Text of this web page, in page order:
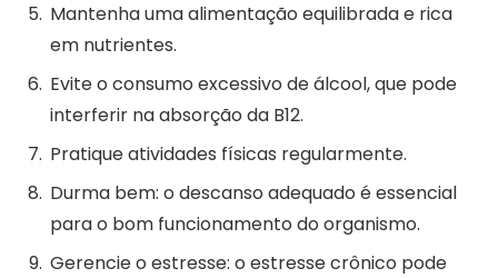
Mantenha uma alimentação equilibrada e rica
em nutrientes.
Evite o consumo excessivo de álcool, que pode
interferir na absorção da B12.
Pratique atividades físicas regularmente.
Durma bem: o descanso adequado é essencial
para o bom funcionamento do organismo.
Gerencie o estresse: o estresse crônico pode